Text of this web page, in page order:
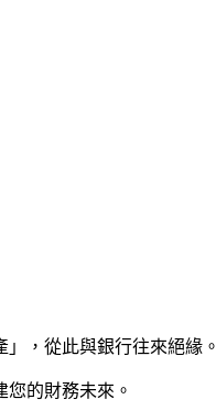
，從此與銀行往來絕緣
的財務未來。